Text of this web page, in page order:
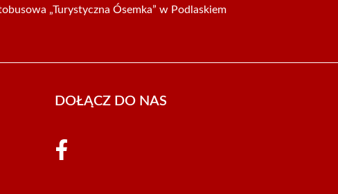
„Turystyczna Ósemka” w Podlaskiem
DOŁĄCZ DO NAS